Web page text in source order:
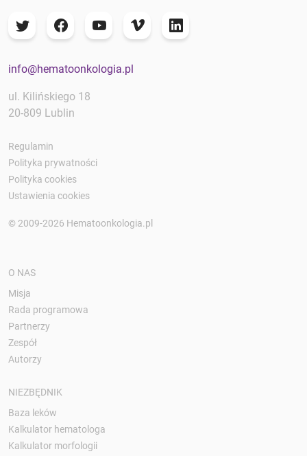
info@hematoonkologia.pl
ul. Kilińskiego 18
20-809 Lublin
Regulamin
Polityka prywatności
Polityka cookies
Ustawienia cookies
© 2009-2026 Hematoonkologia.pl
O NAS
Misja
Rada programowa
Partnerzy
Zespół
Autorzy
NIEZBĘDNIK
Baza leków
Kalkulator hematologa
Kalkulator morfologii